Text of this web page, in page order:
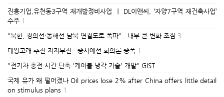
진흥기업,유천동3구역 재개발정비사업 ㅣ DL이앤씨, ‘자양7구역 재건축사업’
수주 1
"북한, 경의선·동해선 남북 연결도로 폭파"...내부 큰 변화 조짐 3
대왕고래 추진 지지부진...증시에선 회의론 증폭 1
"전기차 충전 시간 단축 '케이블 냉각 기술' 개발" GIST
국제 유가 왜 떨어졌나 Oil prices lose 2% after China offers little detail
on stimulus plans 1